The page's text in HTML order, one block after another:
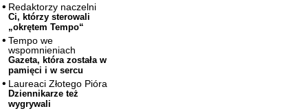
Redaktorzy naczelni
Ci, którzy sterowali
„okrętem Tempo“
Tempo we
wspomnieniach
Gazeta, która została w
pamięci i w sercu
Laureaci Złotego Pióra
Dziennikarze też
wygrywali